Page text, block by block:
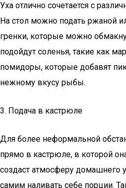
Уха отлично сочетается с
На стол можно подать ржаной
гренки, которые можно
подойдут соленья, такие как
помидоры, которые добавят
нежному вкусу рыбы.
3. Подача в кастрюле
Для более неформальной
прямо в кастрюле, в которой
создаст атмосферу домашнего
самим наливать себе порции.